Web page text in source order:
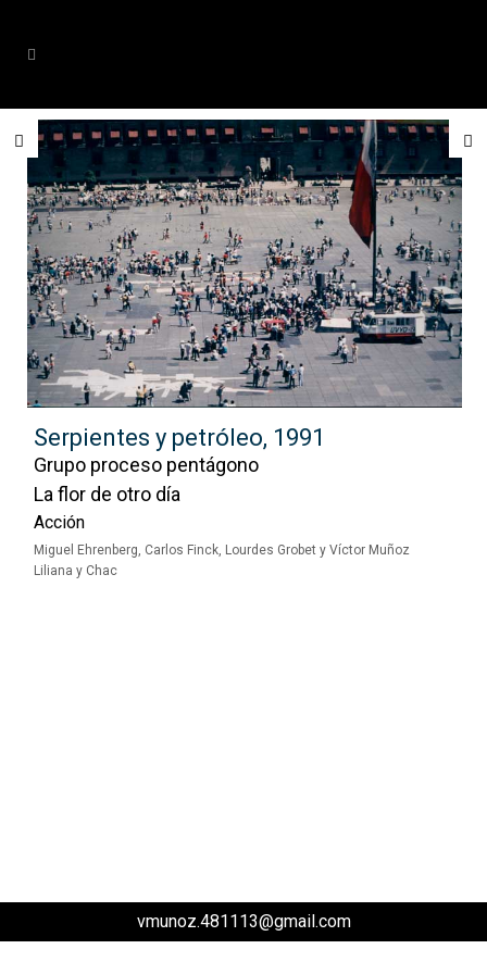
Miguel Ehrenberg, Carlos Finck, Lourdes Grobet y Víctor Muñoz
Liliana y Chac
Serpientes y petróleo, 1991
Acción
La flor de otro día
Grupo proceso pentágono
vmunoz.481113@gmail.com